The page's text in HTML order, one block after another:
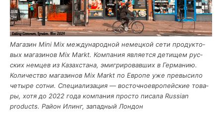
Мага­зин Mini Mix меж­ду­на­род­ной немец­кой сети про­дук­то­
вых мага­зи­нов Mix Markt. Ком­па­ния явля­ет­ся дети­щем рус­
ских нем­цев из Казах­ста­на, эми­гри­ро­вав­ших в Гер­ма­нию.
Коли­че­ство мага­зи­нов Mix Markt по Евро­пе уже пре­вы­си­ло
четы­ре сот­ни. Спе­ци­а­ли­за­ция — восточ­но­ев­ро­пей­ские това­
ры, хотя до 2022 года ком­па­ния про­сто писа­ла Russian
products. Рай­он Илинг, запад­ный Лондон